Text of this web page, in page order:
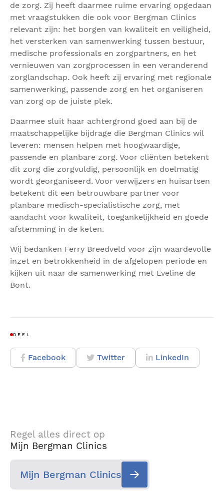
de zorg. Zij heeft daarmee ruime ervaring opgedaan
met vraagstukken die ook voor Bergman Clinics
relevant zijn: het borgen van kwaliteit en veiligheid,
het versterken van samenwerking tussen bestuur,
medische professionals en zorgpartners, en het
vernieuwen van zorgprocessen in een veranderend
zorglandschap. Ook heeft zij ervaring met regionale
samenwerking, passende zorg en het organiseren
van zorg op de juiste plek.
Daarmee sluit haar achtergrond goed aan bij de
maatschappelijke bijdrage die Bergman Clinics wil
leveren: mensen helpen met hoogwaardige,
passende en planbare zorg. Voor cliënten betekent
dit zorg die zorgvuldig, persoonlijk en doelmatig
wordt georganiseerd. Voor verwijzers en huisartsen
betekent dit een betrouwbare partner voor
planbare medisch-specialistische zorg, met
aandacht voor kwaliteit, toegankelijkheid en goede
afstemming in de keten.
Wij bedanken Ferry Breedveld voor zijn waardevolle
inzet en betrokkenheid in de afgelopen periode en
kijken uit naar de samenwerking met Eveline de
Bont.
DEEL
Facebook Twitter LinkedIn
Regel alles direct op
Mijn Bergman Clinics
Mijn Bergman Clinics